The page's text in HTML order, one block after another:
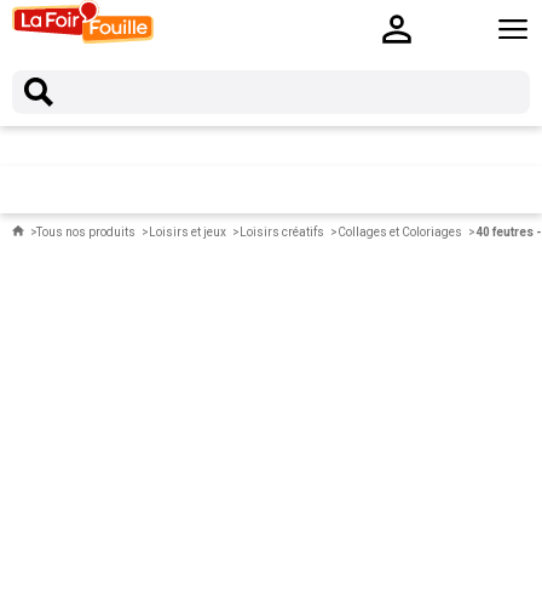
Tous nos produits Loisirs et jeux Loisirs créatifs Collages et Coloriages 40 feutres